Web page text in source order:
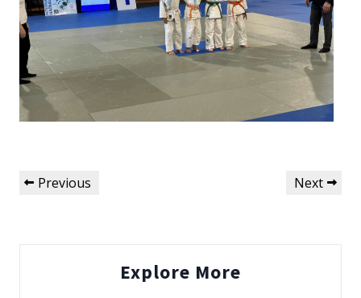
Navigation
de
Previous
Previous
Next
Next
Explore More